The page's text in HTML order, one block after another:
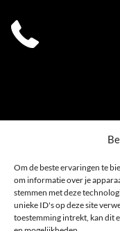
Om de beste ervaringen te
om informatie over je
stemmen met deze
unieke ID's op deze site
toestemming intrekt, kan dit
0541 539